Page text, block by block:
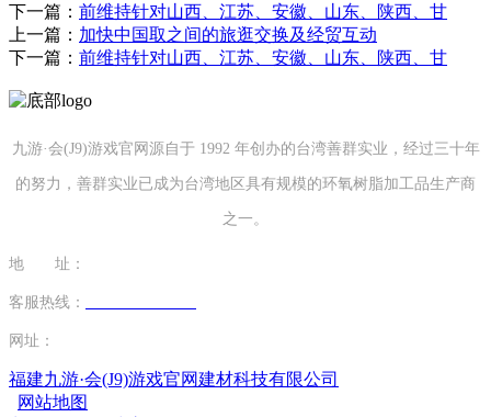
下一篇： 前维持针对山西、江苏、安徽、山东、陕西、甘
上一篇： 加快中国取之间的旅逛交换及经贸互动
下一篇： 前维持针对山西、江苏、安徽、山东、陕西、甘
九游·会(J9)游戏官网源自于 1992 年创办的台湾善群实业，经过三十年
的努力，善群实业已成为台湾地区具有规模的环氧树脂加工品生产商
之一。
地 址：
客服热线：
网址：
福建九游·会(J9)游戏官网建材科技有限公司
网站地图